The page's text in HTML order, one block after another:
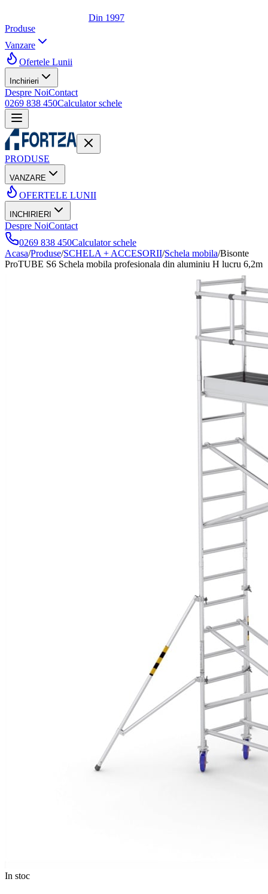
Din 1997
Produse
Vanzare
Ofertele Lunii
Inchirieri
Despre NoiContact
0269 838 450Calculator schele
PRODUSE
VANZARE
OFERTELE LUNII
INCHIRIERI
Despre NoiContact
0269 838 450Calculator schele
Acasa/Produse/SCHELA + ACCESORII/Schela mobila/Bisonte
ProTUBE S6 Schela mobila profesionala din aluminiu H lucru 6,2m
In stoc